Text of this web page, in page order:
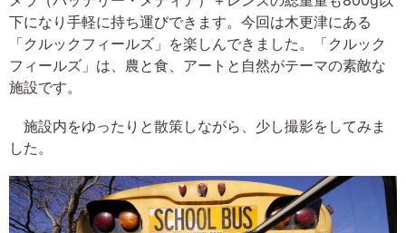
下になり手軽に持ち運びできます。今回は木更津にある
「クルックフィールズ」を楽しんできました。「クルック
フィールズ」は、農と食、アートと自然がテーマの素敵な
施設です。
施設内をゆったりと散策しながら、少し撮影をしてみま
した。